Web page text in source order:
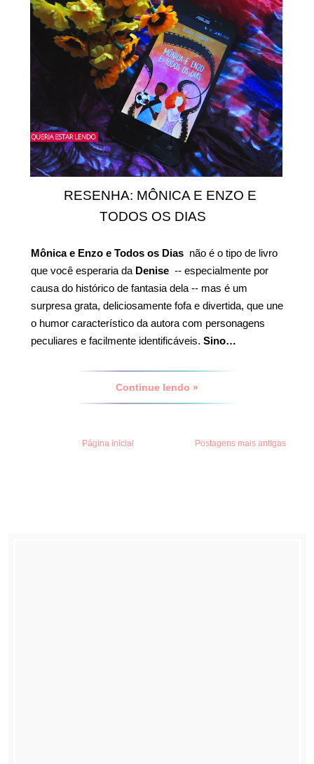
RESENHA: MÔNICA E ENZO E
TODOS OS DIAS
Mônica e Enzo e Todos os Dias não é o tipo de livro
que você esperaria da Denise -- especialmente por
causa do histórico de fantasia dela -- mas é um
surpresa grata, deliciosamente fofa e divertida, que une
o humor característico da autora com personagens
peculiares e facilmente identificáveis. Sino…
Continue lendo »
Postagens mais antigas
Página inicial